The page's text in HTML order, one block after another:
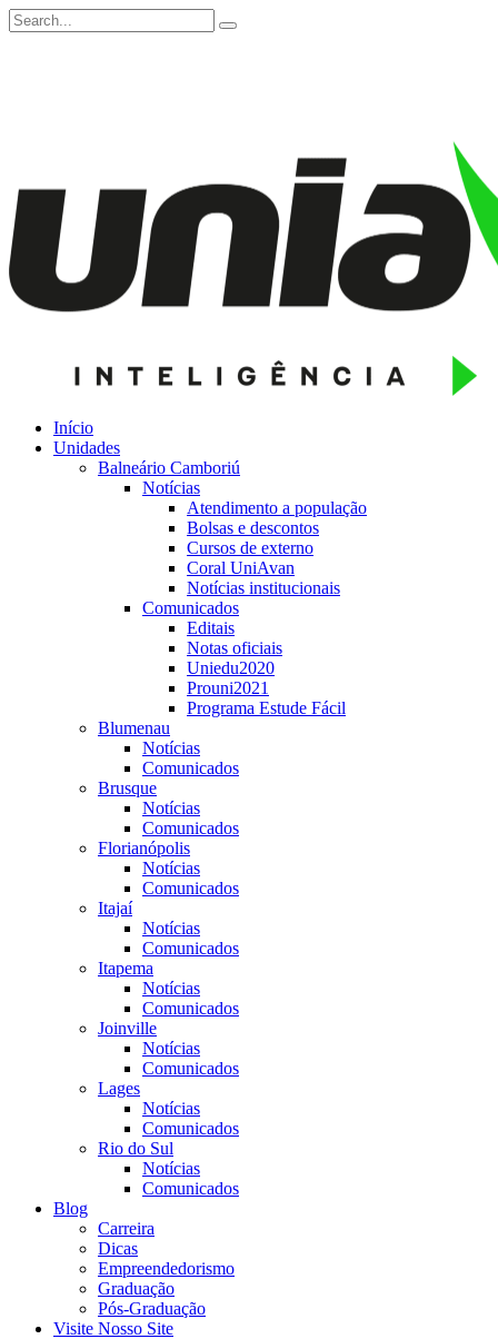
Início
Unidades
Balneário Camboriú
Notícias
Atendimento a população
Bolsas e descontos
Cursos de externo
Coral UniAvan
Notícias institucionais
Comunicados
Editais
Notas oficiais
Uniedu2020
Prouni2021
Programa Estude Fácil
Blumenau
Notícias
Comunicados
Brusque
Notícias
Comunicados
Florianópolis
Notícias
Comunicados
Itajaí
Notícias
Comunicados
Itapema
Notícias
Comunicados
Joinville
Notícias
Comunicados
Lages
Notícias
Comunicados
Rio do Sul
Notícias
Comunicados
Blog
Carreira
Dicas
Empreendedorismo
Graduação
Pós-Graduação
Visite Nosso Site